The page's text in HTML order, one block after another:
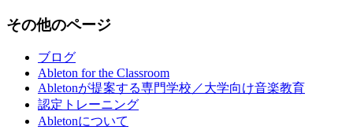
その他のページ
ブログ
Ableton for the Classroom
Abletonが提案する専門学校／大学向け音楽教育
認定トレーニング
Abletonについて